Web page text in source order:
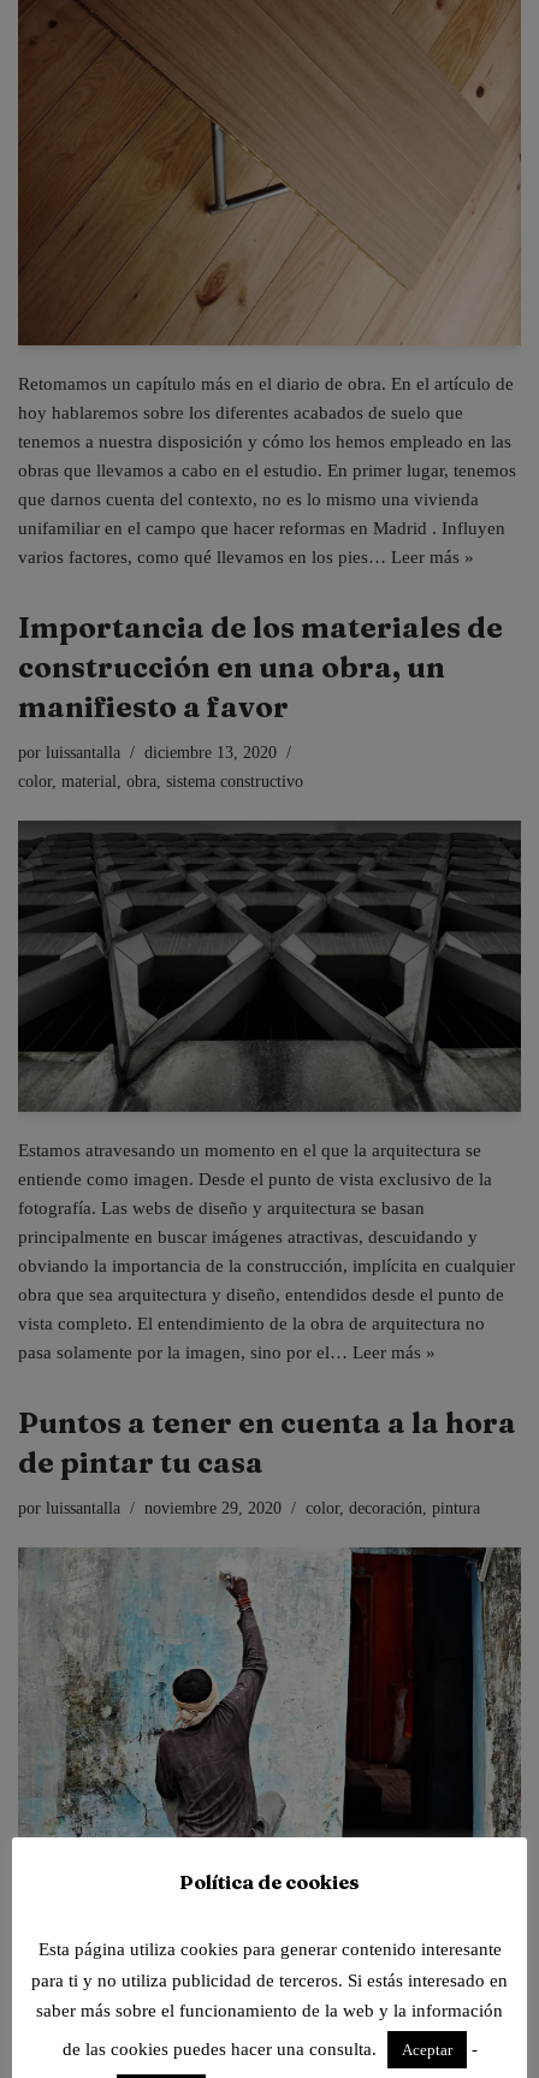
Retomamos un capítulo más en el diario de obra. En el artículo de
hoy hablaremos sobre los diferentes acabados de suelo que
tenemos a nuestra disposición y cómo los hemos empleado en las
obras que llevamos a cabo en el estudio. En primer lugar, tenemos
que darnos cuenta del contexto, no es lo mismo una vivienda
unifamiliar en el campo que hacer reformas en Madrid . Influyen
varios factores, como qué llevamos en los pies… Leer más »
Importancia de los materiales de
construcción en una obra, un
manifiesto a favor
por luissantalla
diciembre 13, 2020
color, material, obra, sistema constructivo
Estamos atravesando un momento en el que la arquitectura se
entiende como imagen. Desde el punto de vista exclusivo de la
fotografía. Las webs de diseño y arquitectura se basan
principalmente en buscar imágenes atractivas, descuidando y
obviando la importancia de la construcción, implícita en cualquier
obra que sea arquitectura y diseño, entendidos desde el punto de
vista completo. El entendimiento de la obra de arquitectura no
pasa solamente por la imagen, sino por el… Leer más »
Puntos a tener en cuenta a la hora
de pintar tu casa
por luissantalla noviembre 29, 2020 color, decoración, pintura
te parece? Podemos recurrir a pintores profesionales, lo cual
recomiendo encarecidamente, o podemos seguir una serie de
consejos e instrucciones para acercarnos a lo que puede hacer un
profesional. Antes de coger la brocha y el rodillo pasaremos por
distintos pasos previos, de manera que podamos elegir el color, el
Política de cookies
Esta página utiliza cookies para generar contenido interesante
para ti y no utiliza publicidad de terceros. Si estás interesado en
saber más sobre el funcionamiento de la web y la información
de las cookies puedes hacer una consulta.
Aceptar -